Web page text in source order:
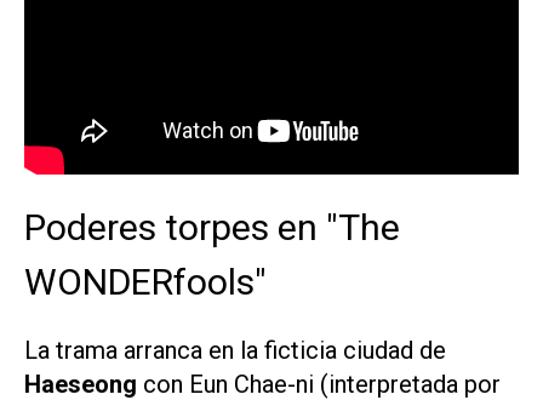
Poderes torpes en "The
WONDERfools"
La trama arranca en la ficticia ciudad de
Haeseong con Eun Chae-ni (interpretada por